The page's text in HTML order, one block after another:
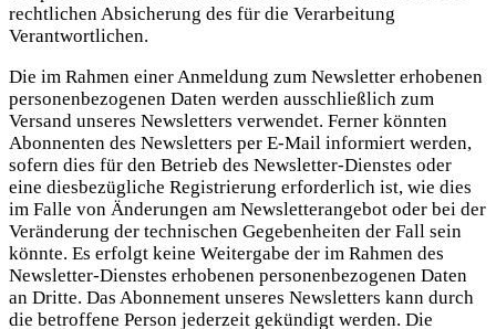
rechtlichen Absicherung des für die Verarbeitung
Verantwortlichen.
Die im Rahmen einer Anmeldung zum Newsletter erhobenen
personenbezogenen Daten werden ausschließlich zum
Versand unseres Newsletters verwendet. Ferner könnten
Abonnenten des Newsletters per E-Mail informiert werden,
sofern dies für den Betrieb des Newsletter-Dienstes oder
eine diesbezügliche Registrierung erforderlich ist, wie dies
im Falle von Änderungen am Newsletterangebot oder bei der
Veränderung der technischen Gegebenheiten der Fall sein
könnte. Es erfolgt keine Weitergabe der im Rahmen des
Newsletter-Dienstes erhobenen personenbezogenen Daten
an Dritte. Das Abonnement unseres Newsletters kann durch
die betroffene Person jederzeit gekündigt werden. Die